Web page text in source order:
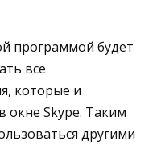
программой будет
все
которые и
окне Skype. Таким
другими